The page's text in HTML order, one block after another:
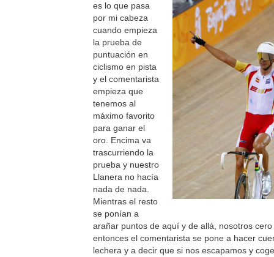
es lo que pasa
por mi cabeza
cuando empieza
la prueba de
puntuación en
ciclismo en pista
y el comentarista
empieza que
tenemos al
máximo favorito
para ganar el
oro. Encima va
trascurriendo la
prueba y nuestro
Llanera no hacía
nada de nada.
Mientras el resto
se ponían a
arañar puntos de aquí y de allá, nosotros
entonces el comentarista se pone a hacer
lechera y a decir que si nos escapamos y